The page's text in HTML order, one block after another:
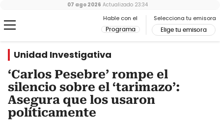
Hable con el
Programa
Selecciona tu emisora
Elige tu emisora
07 ago 2026 Actualizado 23:34
Unidad Investigativa
‘Carlos Pesebre’ rompe el
silencio sobre el ‘tarimazo’:
Asegura que los usaron
políticamente